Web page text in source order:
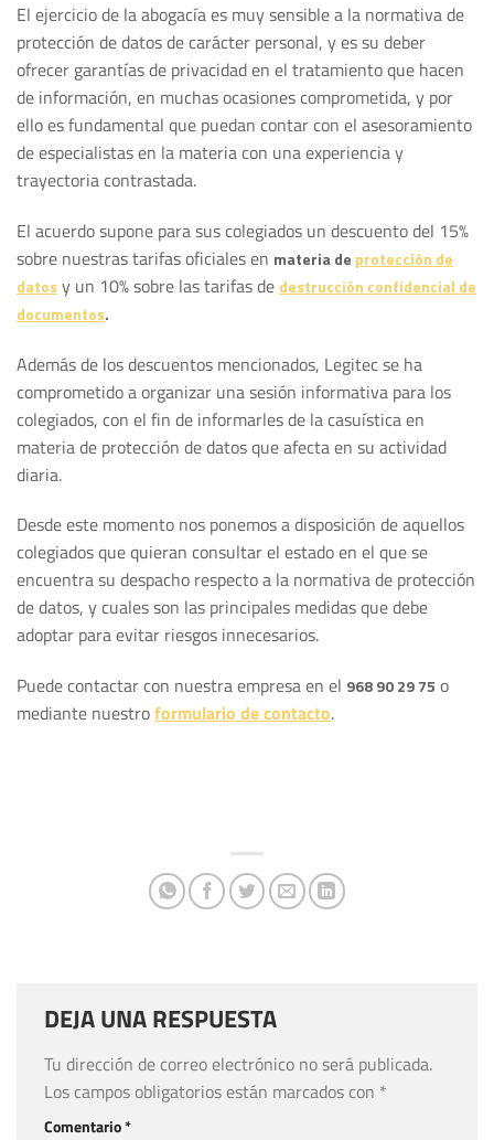
El ejercicio de la abogacía es muy sensible a la normativa de
protección de datos de carácter personal, y es su deber
ofrecer garantías de privacidad en el tratamiento que hacen
de información, en muchas ocasiones comprometida, y por
ello es fundamental que puedan contar con el asesoramiento
de especialistas en la materia con una experiencia y
trayectoria contrastada.
El acuerdo supone para sus colegiados un descuento del 15%
sobre nuestras tarifas oficiales en materia de protección de
datosy un 10% sobre las tarifas de destrucción confidencial de
documentos.
Además de los descuentos mencionados, Legitec se ha
comprometido a organizar una sesión informativa para los
colegiados, con el fin de informarles de la casuística en
materia de protección de datos que afecta en su actividad
diaria.
Desde este momento nos ponemos a disposición de aquellos
colegiados que quieran consultar el estado en el que se
encuentra su despacho respecto a la normativa de protección
de datos, y cuales son las principales medidas que debe
adoptar para evitar riesgos innecesarios.
Puede contactar con nuestra empresa en el 968 90 29 75 o
mediante nuestroformulario de contacto.
DEJA UNA RESPUESTA
Tu dirección de correo electrónico no será publicada.
Los campos obligatorios están marcados con *
Comentario*